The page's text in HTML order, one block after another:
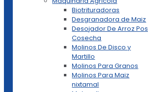
Biotrituradoras
Desgranadora de Maiz
Desojador De Arroz Pos
Cosecha
Molinos De Disco y
Martillo
Molinos Para Granos
Molinos Para Maiz
nixtamal